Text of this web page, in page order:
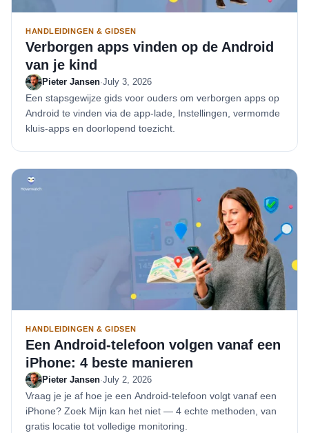
HANDLEIDINGEN & GIDSEN
Verborgen apps vinden op de Android
van je kind
Pieter Jansen·July 3, 2026
Een stapsgewijze gids voor ouders om verborgen apps op
Android te vinden via de app-lade, Instellingen, vermomde
kluis-apps en doorlopend toezicht.
HANDLEIDINGEN & GIDSEN
Een Android-telefoon volgen vanaf een
iPhone: 4 beste manieren
Pieter Jansen·July 2, 2026
Vraag je je af hoe je een Android-telefoon volgt vanaf een
iPhone? Zoek Mijn kan het niet — 4 echte methoden, van
gratis locatie tot volledige monitoring.